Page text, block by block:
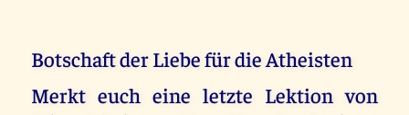
Botschaft der Liebe für die Atheisten
Merkt euch eine letzte Lektion von